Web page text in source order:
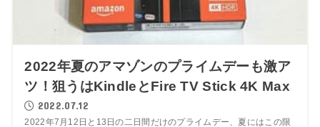
2022年夏のアマゾンのプライムデーも激ア
ツ！狙うはKindleとFire TV Stick 4K Max
2022.07.12
2022年7月12日と13日の二日間だけのプライムデー、夏にはこの限